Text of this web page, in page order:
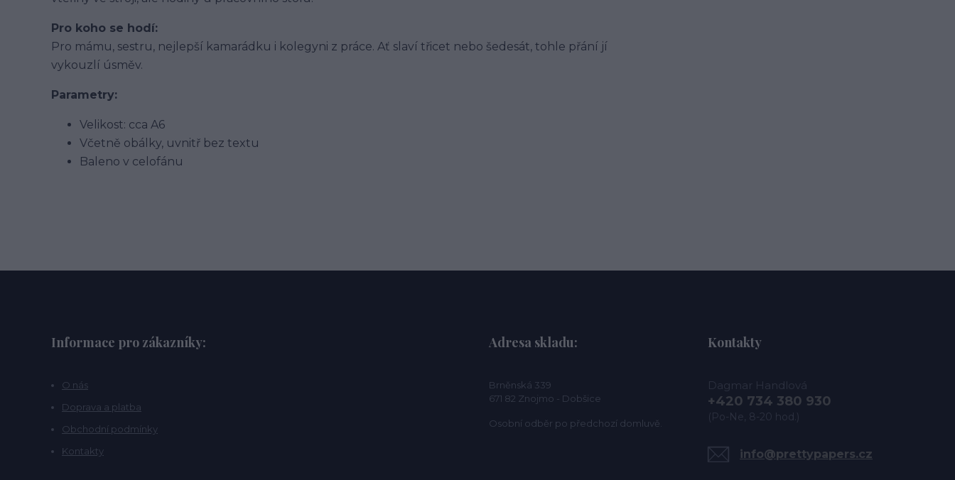
Pro koho se hodí:
Pro mámu, sestru, nejlepší kamarádku i kolegyni z práce. Ať slaví třicet nebo šedesát, tohle přání jí
vykouzlí úsměv.
Parametry:
Velikost: cca A6
Včetně obálky, uvnitř bez textu
Baleno v celofánu
Informace pro zákazníky:
O nás
Doprava a platba
Obchodní podmínky
Kontakty
Adresa skladu:
Brněnská 339
671 82 Znojmo - Dobšice
Osobní odběr po předchozí domluvě.
Kontakty
Dagmar Handlová
+420 734 380 930
(Po-Ne, 8-20 hod.)
info@prettypapers.cz